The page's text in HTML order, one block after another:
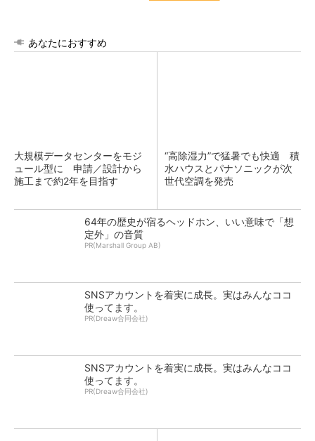
あなたにおすすめ
大規模データセンターをモジ
ュール型に 申請／設計から
施工まで約2年を目指す
“高除湿力”で猛暑でも快適 積
水ハウスとパナソニックが次
世代空調を発売
64年の歴史が宿るヘッドホン、いい意味で「想
定外」の音質
PR(Marshall Group AB)
SNSアカウントを着実に成長。実はみんなココ
使ってます。
PR(Dreaw合同会社)
SNSアカウントを着実に成長。実はみんなココ
使ってます。
PR(Dreaw合同会社)